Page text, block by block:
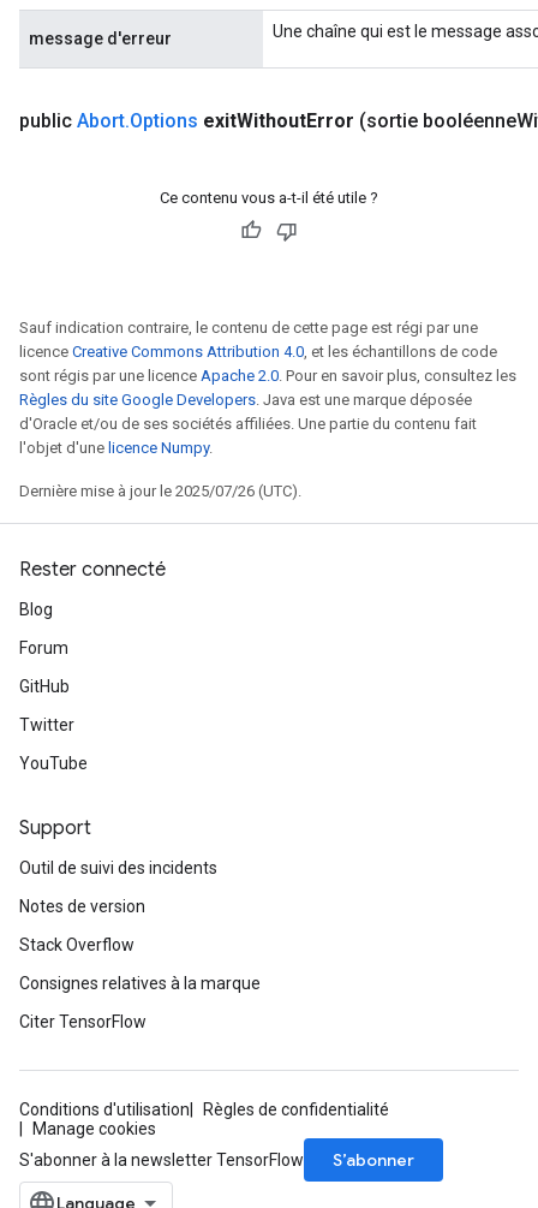
message d'erreur Une chaîne qui est le message
public Abort.Options exitWithoutError (sortie booléenne
Ce contenu vous a-t-il été utile ?
Sauf indication contraire, le contenu de cette page est régi par une
licence Creative Commons Attribution 4.0, et les échantillons de code
sont régis par une licence Apache 2.0. Pour en savoir plus, consultez les
Règles du site Google Developers. Java est une marque déposée
d'Oracle et/ou de ses sociétés affiliées. Une partie du contenu fait
l'objet d'une licence Numpy.
Dernière mise à jour le 2025/07/26 (UTC).
Rester connecté
Blog
Forum
GitHub
Twitter
YouTube
Support
Outil de suivi des incidents
Notes de version
Stack Overflow
Consignes relatives à la marque
Citer TensorFlow
Conditions d'utilisation
Règles de confidentialité
Manage cookies
S'abonner à la newsletter TensorFlow
S’abonner